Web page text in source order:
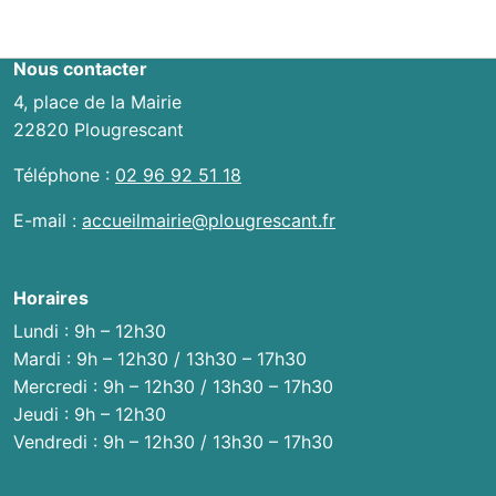
les
actualités
Nous contacter
4, place de la Mairie
22820 Plougrescant
Téléphone : 02 96 92 51 18
E-mail : accueilmairie@plougrescant.fr
Horaires
Lundi : 9h – 12h30
Mardi : 9h – 12h30 / 13h30 – 17h30
Mercredi : 9h – 12h30 / 13h30 – 17h30
Jeudi : 9h – 12h30
Vendredi : 9h – 12h30 / 13h30 – 17h30